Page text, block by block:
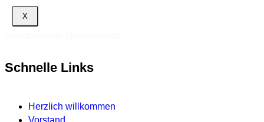
X
Schnelle Links
Herzlich willkommen